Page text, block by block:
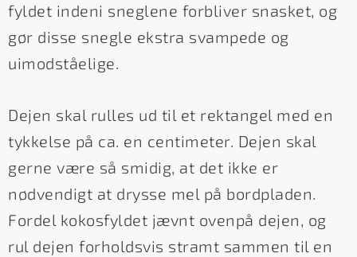
fyldet indeni sneglene forbliver snasket, og
gør disse snegle ekstra svampede og
uimodståelige.
Dejen skal rulles ud til et rektangel med en
tykkelse på ca. en centimeter. Dejen skal
gerne være så smidig, at det ikke er
nødvendigt at drysse mel på bordpladen.
Fordel kokosfyldet jævnt ovenpå dejen, og
rul dejen forholdsvis stramt sammen til en